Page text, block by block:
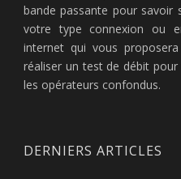
bande passante pour savoir
votre type connexion ou
internet qui vous
réaliser un test de débit
les opérateurs confondus.
DERNIERS ARTICLES